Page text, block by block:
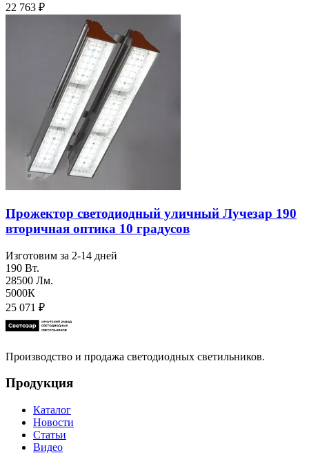
22 763 ₽
Прожектор светодиодный уличный Лучезар 190
вторичная оптика 10 градусов
Изготовим за 2-14 дней
190 Вт.
28500 Лм.
5000К
25 071 ₽
Производство и продажа светодиодных светильников.
Продукция
Каталог
Новости
Статьи
Видео